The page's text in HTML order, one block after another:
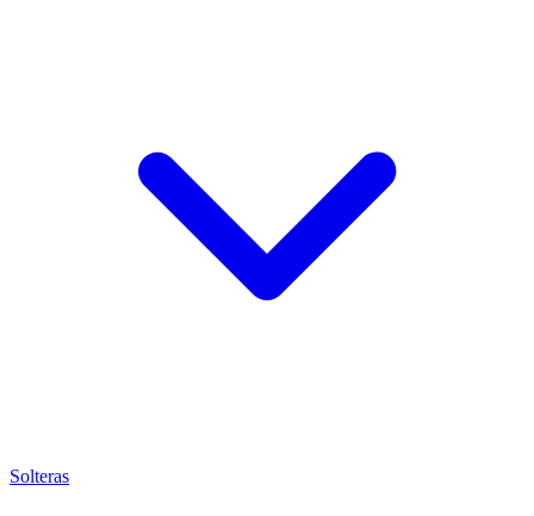
Solteras